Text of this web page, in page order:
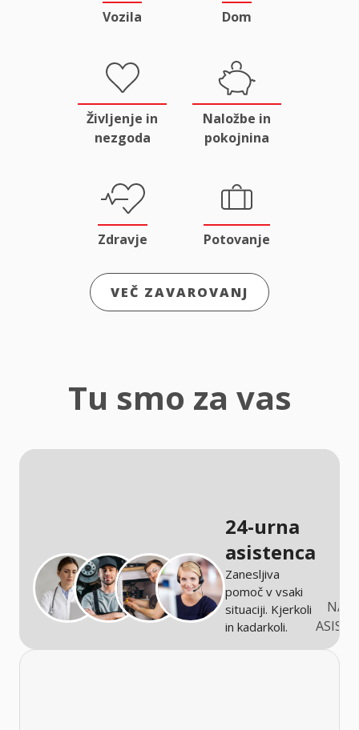
Vozila Dom
Življenje in
nezgoda
Naložbe in
pokojnina
Zdravje Potovanje
VEČ ZAVAROVANJ
Tu smo za vas
24-urna
asistenca
Zanesljiva
pomoč v vsaki
situaciji. Kjerkoli
in kadarkoli.